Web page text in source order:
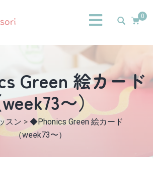
0
Green 絵カード
〜）
スン > ◆Phonics Green 絵カード
（week73〜）